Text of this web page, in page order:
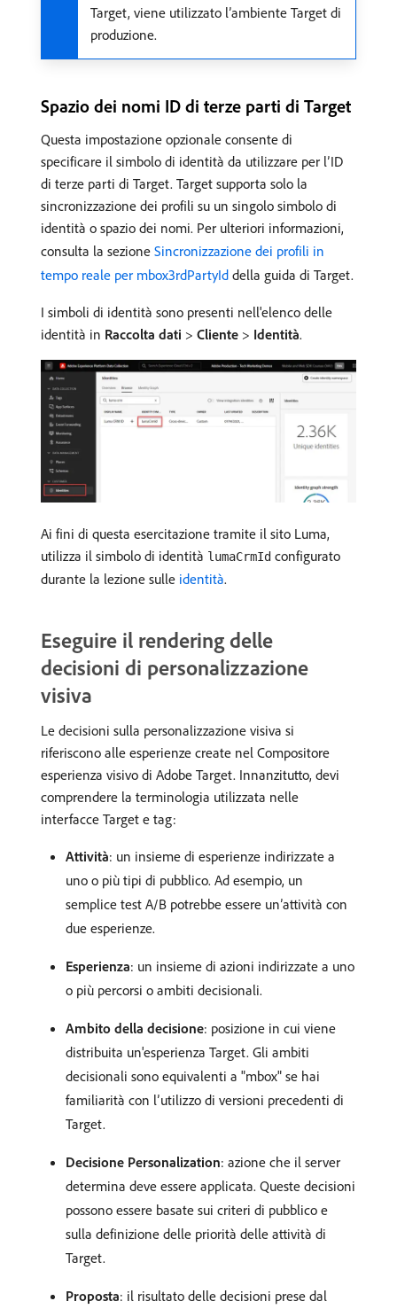
Target, viene utilizzato l’ambiente Target di
produzione.
Spazio dei nomi ID di terze parti di Target
Questa impostazione opzionale consente di
specificare il simbolo di identità da utilizzare per l’ID
di terze parti di Target. Target supporta solo la
sincronizzazione dei profili su un singolo simbolo di
identità o spazio dei nomi. Per ulteriori informazioni,
consulta la sezione Sincronizzazione dei profili in
tempo reale per mbox3rdPartyId della guida di Target.
I simboli di identità sono presenti nell'elenco delle
identità in Raccolta dati > Cliente > Identità.
Ai fini di questa esercitazione tramite il sito Luma,
utilizza il simbolo di identità lumaCrmId configurato
durante la lezione sulle identità.
Eseguire il rendering delle
decisioni di personalizzazione
visiva
Le decisioni sulla personalizzazione visiva si
riferiscono alle esperienze create nel Compositore
esperienza visivo di Adobe Target. Innanzitutto, devi
comprendere la terminologia utilizzata nelle
interfacce Target e tag:
Attività: un insieme di esperienze indirizzate a
uno o più tipi di pubblico. Ad esempio, un
semplice test A/B potrebbe essere un’attività con
due esperienze.
Esperienza: un insieme di azioni indirizzate a uno
o più percorsi o ambiti decisionali.
Ambito della decisione: posizione in cui viene
distribuita un'esperienza Target. Gli ambiti
decisionali sono equivalenti a "mbox" se hai
familiarità con l’utilizzo di versioni precedenti di
Target.
Decisione Personalization: azione che il server
determina deve essere applicata. Queste decisioni
possono essere basate sui criteri di pubblico e
sulla definizione delle priorità delle attività di
Target.
Proposta: il risultato delle decisioni prese dal